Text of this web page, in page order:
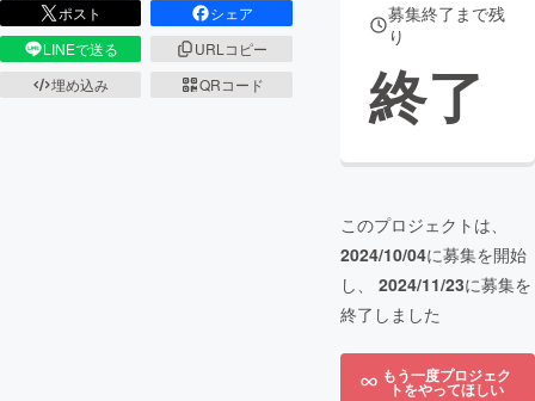
ポスト
シェア
LINEで送る
URLコピー
埋め込み
QRコード
募集終了まで残
り
終了
このプロジェクトは、
2024/10/04に募集を開始
し、 2024/11/23に募集を
終了しました
もう一度プロジェク
トをやってほしい